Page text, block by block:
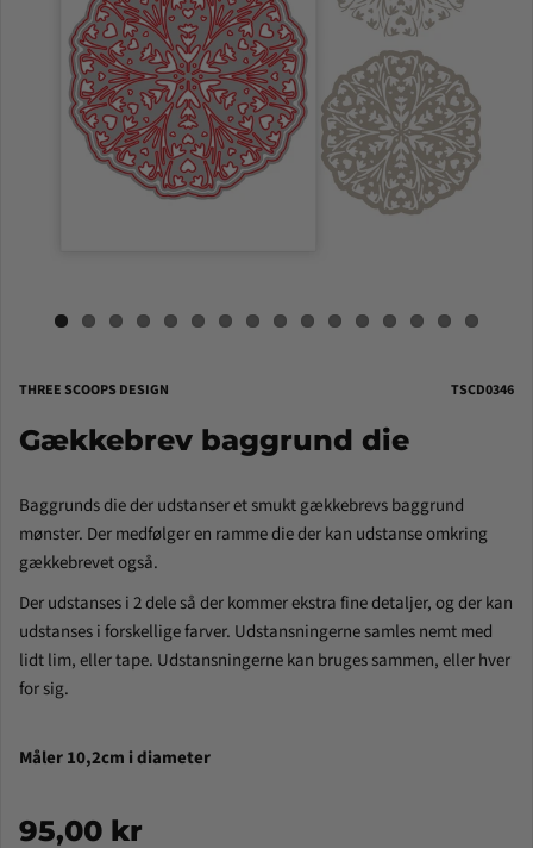
THREE SCOOPS DESIGN TSCD0346
Gækkebrev baggrund die
Baggrunds die der udstanser et smukt gækkebrevs baggrund
mønster. Der medfølger en ramme die der kan udstanse omkring
gækkebrevet også.
Der udstanses i 2 dele så der kommer ekstra fine detaljer, og der kan
udstanses i forskellige farver. Udstansningerne samles nemt med
lidt lim, eller tape. Udstansningerne kan bruges sammen, eller hver
for sig.
Måler 10,2cm i diameter
95,00 kr